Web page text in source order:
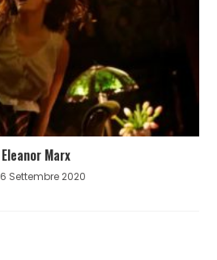
Eleanor Marx
6 Settembre 2020